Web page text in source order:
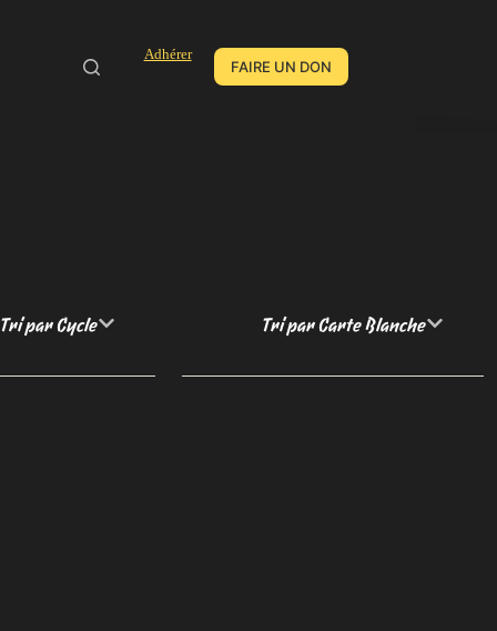
Adhérer
FAIRE UN DON
Tri par Cycle Tri par Carte Blanche